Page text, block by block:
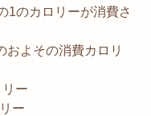
1のカロリーが消費さ
およその消費カロリ
ー